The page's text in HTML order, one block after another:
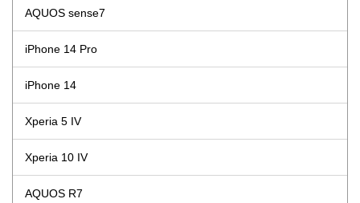
AQUOS sense7
iPhone 14 Pro
iPhone 14
Xperia 5 IV
Xperia 10 IV
AQUOS R7